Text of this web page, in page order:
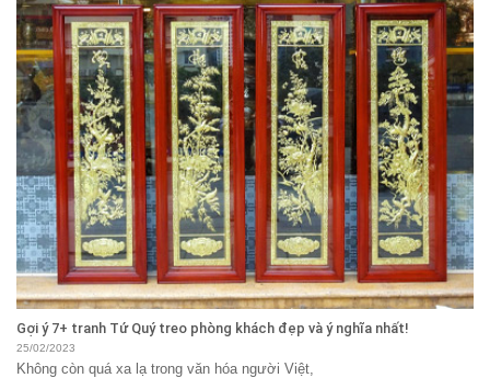
Gợi ý 7+ tranh Tứ Quý treo phòng khách đẹp và ý nghĩa nhất!
25/02/2023
Không còn quá xa lạ trong văn hóa người Việt,